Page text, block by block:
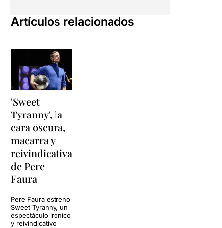
pel·lícules musicals dels
anys de l'era disco (70s i
80s)i dibuixa una analogia
Artículos relacionados
'Sweet
Tyranny', la
cara oscura,
macarra y
reivindicativa
de Pere
Faura
Pere Faura estreno
Sweet Tyranny, un
espectáculo irónico
y reivindicativo